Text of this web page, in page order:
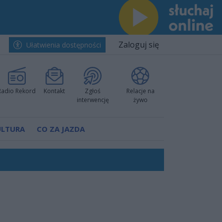
Ułatwienia dostępności Zaloguj się
Rekord Kontakt
Zgłoś
interwencję
Relacje na
żywo
CO ZA JAZDA
pokazali klasę
nową sportową tradycję"